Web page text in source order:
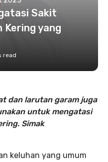
Sakit
Kering yang
read
dan larutan garam juga
untuk mengatasi
Simak
keluhan yang umum